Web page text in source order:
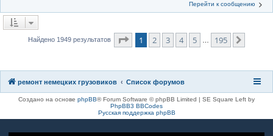
Перейти к сообщению
Найдено 1949 результатов Страница1 из 195
1 2 3 4 5 195
ремонт немецких грузовиков Список форумов
Создано на основе phpBB® Forum Software © phpBB Limited | SE Square Left by
PhpBB3 BBCodes
Русская поддержка phpBB